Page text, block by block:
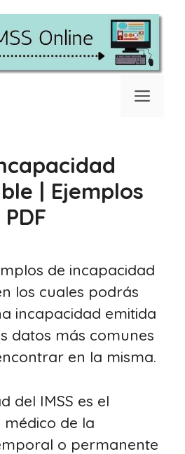
| Ejemplos
de incapacidad
los cuales podrás
incapacidad emitida
datos más comunes
en la misma.
del IMSS es el
de la
o permanente